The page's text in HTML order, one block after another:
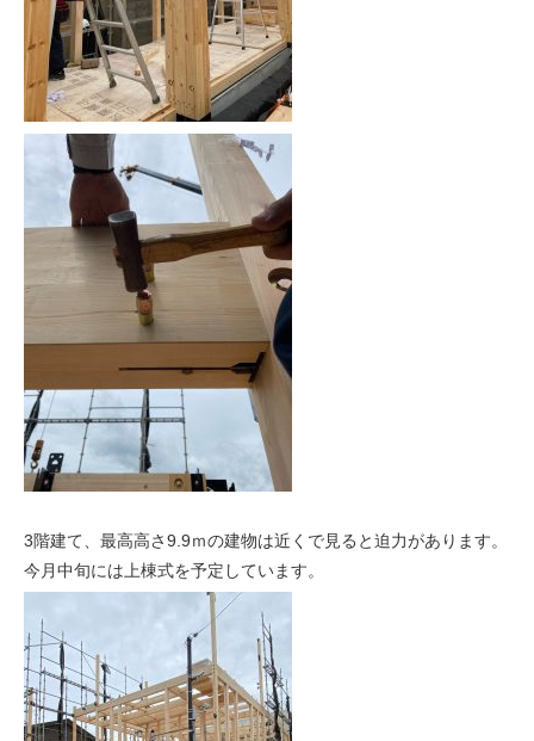
3階建て、最高高さ9.9ｍの建物は近くで見ると迫力があります。
今月中旬には上棟式を予定しています。